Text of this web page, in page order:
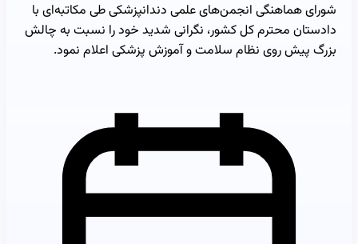
شورای هماهنگی انجمن‌های علمی دندانپزشکی طی مکاتبه‌ای با
دادستان محترم کل کشور، نگرانی شدید خود را نسبت به چالش
بزرگ پیش روی نظام سلامت و آموزش پزشکی اعلام نمود.